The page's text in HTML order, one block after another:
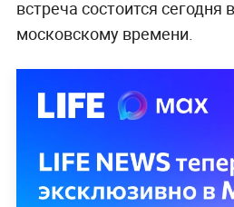
встреча состоится сегодня
московскому времени.